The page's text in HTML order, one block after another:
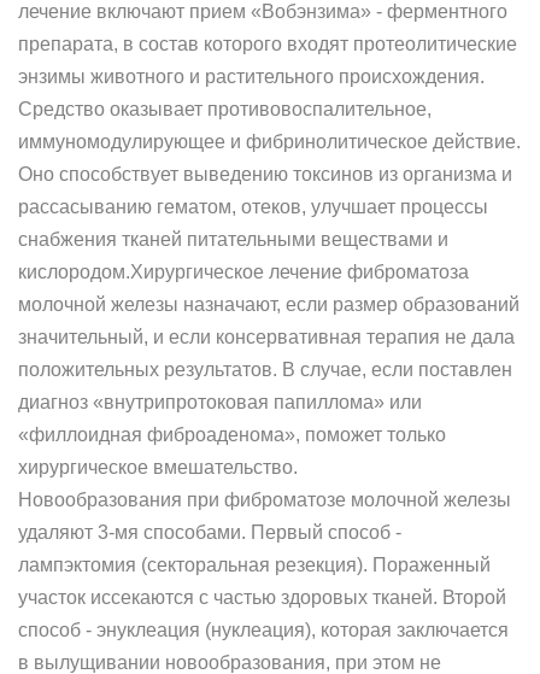
лечение включают прием «Вобэнзима» - ферментного
препарата, в состав которого входят протеолитические
энзимы животного и растительного происхождения.
Средство оказывает противовоспалительное,
иммуномодулирующее и фибринолитическое действие.
Оно способствует выведению токсинов из организма и
рассасыванию гематом, отеков, улучшает процессы
снабжения тканей питательными веществами и
кислородом.Хирургическое лечение фиброматоза
молочной железы назначают, если размер образований
значительный, и если консервативная терапия не дала
положительных результатов. В случае, если поставлен
диагноз «внутрипротоковая папиллома» или
«филлоидная фиброаденома», поможет только
хирургическое вмешательство.
Новообразования при фиброматозе молочной железы
удаляют 3-мя способами. Первый способ -
лампэктомия (секторальная резекция). Пораженный
участок иссекаются с частью здоровых тканей. Второй
способ - энуклеация (нуклеация), которая заключается
в вылущивании новообразования, при этом не